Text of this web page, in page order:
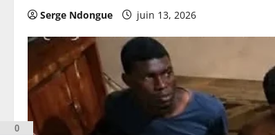
Serge Ndongue juin 13, 2026
0